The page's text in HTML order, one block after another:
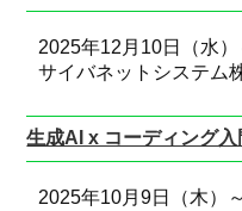
2025年12月10日（水
サイバネットシステム
生成AI x コーディング入
2025年10月9日（木）